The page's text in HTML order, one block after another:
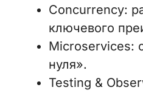
Concurrency:
ключевого
Microservices:
нуля».
Testing &